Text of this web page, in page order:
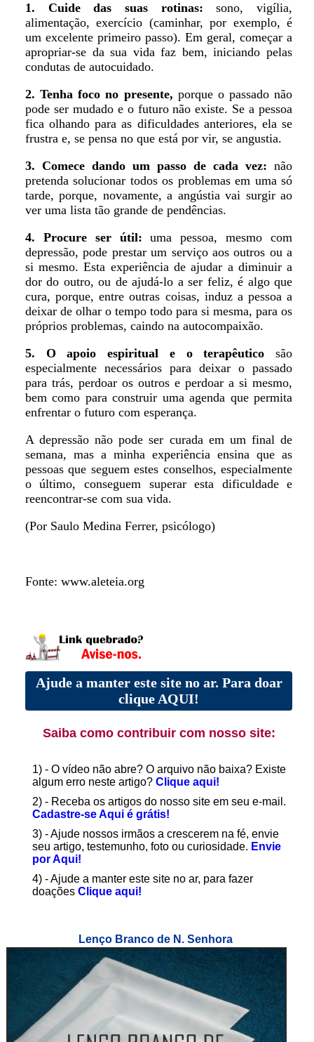
1. Cuide das suas rotinas: sono, vigília,
alimentação, exercício (caminhar, por exemplo, é
um excelente primeiro passo). Em geral, começar a
apropriar-se da sua vida faz bem, iniciando pelas
condutas de autocuidado.
2. Tenha foco no presente, porque o passado não
pode ser mudado e o futuro não existe. Se a pessoa
fica olhando para as dificuldades anteriores, ela se
frustra e, se pensa no que está por vir, se angustia.
3. Comece dando um passo de cada vez: não
pretenda solucionar todos os problemas em uma só
tarde, porque, novamente, a angústia vai surgir ao
ver uma lista tão grande de pendências.
4. Procure ser útil: uma pessoa, mesmo com
depressão, pode prestar um serviço aos outros ou a
si mesmo. Esta experiência de ajudar a diminuir a
dor do outro, ou de ajudá-lo a ser feliz, é algo que
cura, porque, entre outras coisas, induz a pessoa a
deixar de olhar o tempo todo para si mesma, para os
próprios problemas, caindo na autocompaixão.
5. O apoio espiritual e o terapêutico são
especialmente necessários para deixar o passado
para trás, perdoar os outros e perdoar a si mesmo,
bem como para construir uma agenda que permita
enfrentar o futuro com esperança.
A depressão não pode ser curada em um final de
semana, mas a minha experiência ensina que as
pessoas que seguem estes conselhos, especialmente
o último, conseguem superar esta dificuldade e
reencontrar-se com sua vida.
(Por Saulo Medina Ferrer, psicólogo)
Fonte: www.aleteia.org
Ajude a manter este site no ar. Para doar
clique AQUI!
Saiba como contribuir com nosso site:
1) - O vídeo não abre? O arquivo não baixa? Existe
algum erro neste artigo? Clique aqui!
2) - Receba os artigos do nosso site em seu e-mail.
Cadastre-se Aqui é grátis!
3) - Ajude nossos irmãos a crescerem na fé, envie
seu artigo, testemunho, foto ou curiosidade. Envie
por Aqui!
4) - Ajude a manter este site no ar, para fazer
doações Clique aqui!
Lenço Branco de N. Senhora